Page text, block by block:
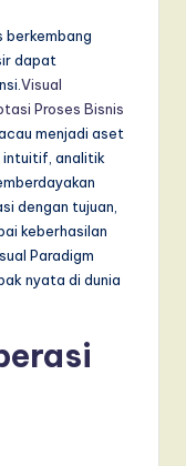
berkembang
dapat
Visual
Proses Bisnis
menjadi aset
analitik
dengan tujuan,
keberhasilan
Paradigm
nyata di dunia